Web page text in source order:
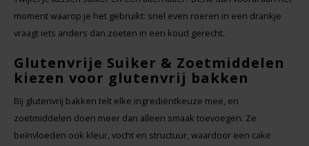
moment waarop je het gebruikt: snel even roeren in een drankje
vraagt iets anders dan zoeten in een koud gerecht.
Glutenvrije Suiker & Zoetmiddelen
kiezen voor glutenvrij bakken
Bij glutenvrij bakken telt elke ingrediëntkeuze mee, en
zoetmiddelen doen meer dan alleen smaak toevoegen. Ze
beïnvloeden ook kleur, vocht en structuur, waardoor een cake